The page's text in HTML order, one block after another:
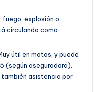
fuego, explosión o
circulando como
útil en motos, y puede
(según aseguradora).
también asistencia por